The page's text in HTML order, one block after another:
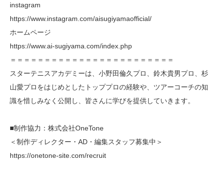
instagram
https://www.instagram.com/aisugiyamaofficial/
ホームページ
https://www.ai-sugiyama.com/index.php
＝＝＝＝＝＝＝＝＝＝＝＝＝＝＝＝＝＝＝＝＝＝＝＝
スターテニスアカデミーは、小野田倫久プロ、鈴木貴男プロ、杉
山愛プロをはじめとしたトッププロの経験や、ツアーコーチの知
識を惜しみなく公開し、皆さんに学びを提供していきます。
■制作協力：株式会社OneTone
＜制作ディレクター・AD・編集スタッフ募集中＞
https://onetone-site.com/recruit